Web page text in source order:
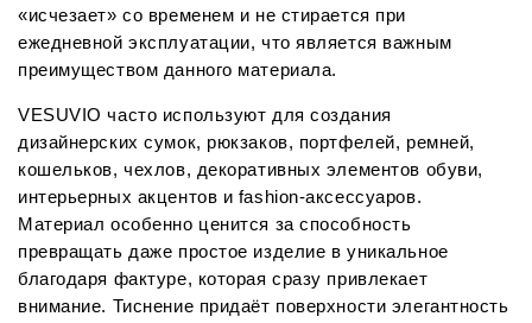
«исчезает» со временем и не стирается при
ежедневной эксплуатации, что является важным
преимуществом данного материала.
VESUVIO часто используют для создания
дизайнерских сумок, рюкзаков, портфелей, ремней,
кошельков, чехлов, декоративных элементов обуви,
интерьерных акцентов и fashion-аксессуаров.
Материал особенно ценится за способность
превращать даже простое изделие в уникальное
благодаря фактуре, которая сразу привлекает
внимание. Тиснение придаёт поверхности элегантность